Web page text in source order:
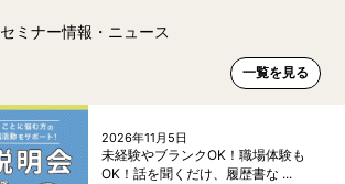
セミナー情報・ニュース
一覧を見る
2026年11月5日
未経験やブランクOK！職場体験も
OK！話を聞くだけ、履歴書な ...